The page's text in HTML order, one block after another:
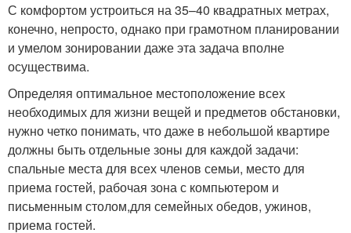
С комфортом устроиться на 35–40 квадратных метрах,
конечно, непросто, однако при грамотном планировании
и умелом зонировании даже эта задача вполне
осуществима.
Определяя оптимальное местоположение всех
необходимых для жизни вещей и предметов обстановки,
нужно четко понимать, что даже в небольшой квартире
должны быть отдельные зоны для каждой задачи:
спальные места для всех членов семьи, место для
приема гостей, рабочая зона с компьютером и
письменным столом,для семейных обедов, ужинов,
приема гостей.